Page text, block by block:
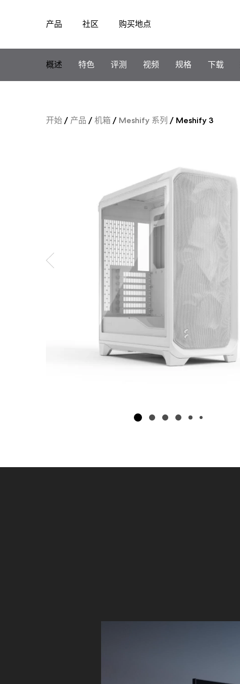
产品 社区 购买地点
概述
特色 评测 视频 规格 下载
开始/ 产品 /机箱 / Meshify 系列 / Meshify 3